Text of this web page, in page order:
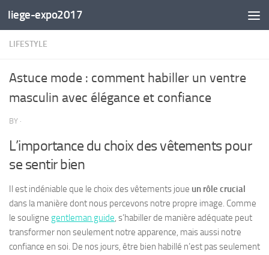
Skip to content
liege-expo2017
LIFESTYLE
Astuce mode : comment habiller un ventre
masculin avec élégance et confiance
BY ·
L’importance du choix des vêtements pour
se sentir bien
Il est indéniable que le choix des vêtements joue un rôle crucial
dans la manière dont nous percevons notre propre image. Comme
le souligne gentleman guide, s’habiller de manière adéquate peut
transformer non seulement notre apparence, mais aussi notre
confiance en soi. De nos jours, être bien habillé n’est pas seulement